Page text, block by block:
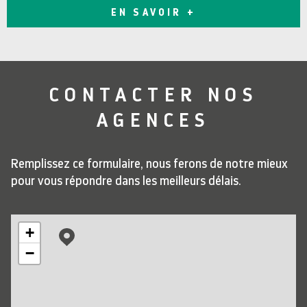
EN SAVOIR +
CONTACTER
NOS
AGENCES
Remplissez ce formulaire, nous ferons de notre mieux
pour vous répondre dans les meilleurs délais.
+
−